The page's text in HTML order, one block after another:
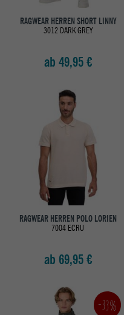
RAGWEAR HERREN SHORT LINNY
3012 DARK GREY
ab 49,95 €
RAGWEAR HERREN POLO LORIEN
7004 ECRU
ab 69,95 €
-33%